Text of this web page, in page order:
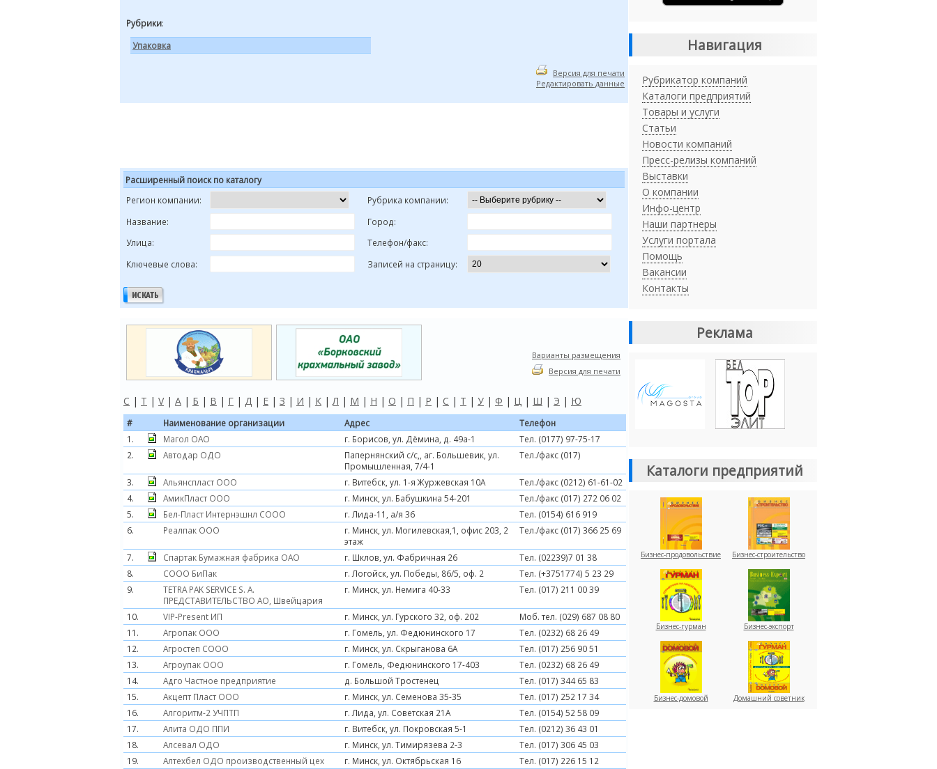
Рубрики:
Упаковка
Версия для печати
Редактировать данные
Расширенный поиск по каталогу
Регион компании:
Рубрика компании:
Название:
Город:
Улица:
Телефон/факс:
Ключевые слова:
Записей на страницу:
Варианты размещения
Версия для печати
C | T | V| А | Б | В | Г | Д | Е | З | И | К |Л | М | Н | О | П | Р | С | Т | У | Ф | Ц | Ш | Э | Ю
# Наименование организации Адрес
Телефон
1.
Магол ОАО г. Борисов, ул. Дёмина, д. 49а-1
Тел. (0177) 97-75-17
2.
Автодар ОДО
Папернянский с/с,, аг. Большевик, ул.
Промышленная, 7/4-1
Тел./факс (017)
3. Альянспласт ООО г. Витебск, ул. 1-я Журжевская 10А
Тел./факс (0212) 61-61-02
4.
АмикПласт ООО г. Минск, ул. Бабушкина 54-201
Тел./факс (017) 272 06 02
5.
Бел-Пласт Интернэшнл СООО г. Лида-11, а/я 36
Тел. (0154) 616 919
6.
Реалпак ООО
г. Минск, ул. Могилевская,1, офис 203, 2
этаж
Тел./факс (017) 366 25 69
7. Спартак Бумажная фабрика ОАО г. Шклов, ул. Фабричная 26
Тел. (02239)7 01 38
8.
COOO БиПак г. Логойск, ул. Победы, 86/5, оф. 2
Тел. (+3751774) 5 23 29
9.
TETRA PAK SERVICE S. A.
ПРЕДСТАВИТЕЛЬСТВО АО, Швейцария
г. Минск, ул. Немига 40-33 Тел. (017) 211 00 39
10. VIP-Present ИП г. Минск, ул. Гурского 32, оф. 202
Моб. тел. (029) 687 08 80
11.
Агропак ООО г. Гомель, ул. Федюнинского 17
Тел. (0232) 68 26 49
12.
Агростеп СООО г. Минск, ул. Скрыганова 6А
Тел. (017) 256 90 51
13.
Агроупак ООО г. Гомель, Федюнинского 17-403
Тел. (0232) 68 26 49
14.
Адго Частное предприятие д. Большой Тростенец
Тел. (017) 344 65 83
15.
Акцепт Пласт ООО г. Минск, ул. Семенова 35-35
Тел. (017) 252 17 34
16.
Алгоритм-2 УЧПТП г. Лида, ул. Советская 21А
Тел. (0154) 52 58 09
17.
Алита ОДО ППИ г. Витебск, ул. Покровская 5-1
Тел. (0212) 36 43 01
18.
Алсевал ОДО г. Минск, ул. Тимирязева 2-3
Тел. (017) 306 45 03
19.
Алтехбел ОДО производственный цех г. Минск, ул. Октябрьская 16 Тел. (017) 226 15 12
Навигация
Рубрикатор компаний
Каталоги предприятий
Товары и услуги
Статьи
Новости компаний
Пресс-релизы компаний
Выставки
О компании
Инфо-центр
Наши партнеры
Услуги портала
Помощь
Вакансии
Контакты
Реклама
Каталоги предприятий
Бизнес-продовольствие Бизнес-строительство
Бизнес-гурман Бизнес-экспорт
Бизнес-домовой Домашний советник